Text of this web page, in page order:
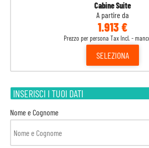
Cabine Suite
A partire da
1.913 €
Prezzo per persona Tax Incl. -
SELEZIONA
INSERISCI I TUOI DATI
Nome e Cognome